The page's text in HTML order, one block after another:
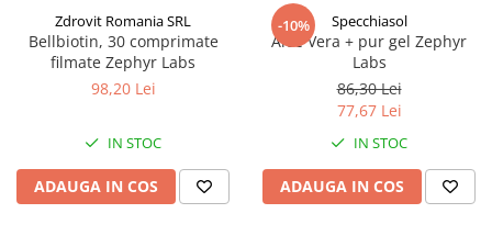
Zdrovit Romania SRL
Bellbiotin, 30 comprimate
filmate Zephyr Labs
98,20 Lei
IN STOC
ADAUGA IN COS
-10% Specchiasol
Aloe Vera + pur gel Zephyr
Labs
86,30 Lei
77,67 Lei
IN STOC
ADAUGA IN COS